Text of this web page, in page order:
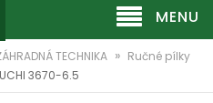
MENU
TECHNIKA » Ručné pílky
3670-6.5